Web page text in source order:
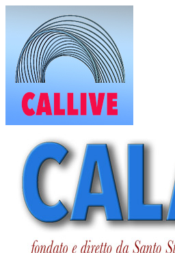
contenuto